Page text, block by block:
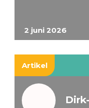
2 juni 2026
Artikel